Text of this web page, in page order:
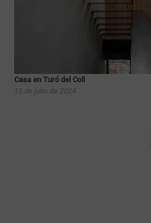
Casa en Turó del Coll
15 de julio de 2024